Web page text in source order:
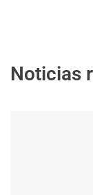
Noticias